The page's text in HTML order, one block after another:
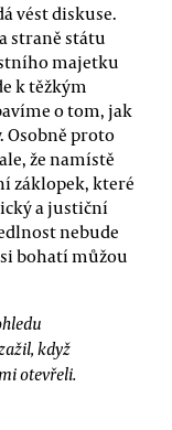
vést diskuse.
straně státu
majetku
k těžkým
o tom, jak
Osobně proto
že namístě
záklopek, které
a justiční
nebude
bohatí můžou
když
otevřeli.